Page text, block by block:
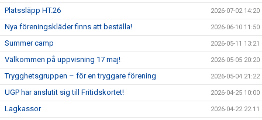
Platssläpp HT.26 2026-07-02 14:20
Nya föreningskläder finns att beställa! 2026-06-10 11:50
Summer camp 2026-05-11 13:21
Välkommen på uppvisning 17 maj! 2026-05-05 20:20
Trygghetsgruppen – för en tryggare förening 2026-05-04 21:22
UGP har anslutit sig till Fritidskortet! 2026-04-25 10:00
Lagkassor 2026-04-22 22:11